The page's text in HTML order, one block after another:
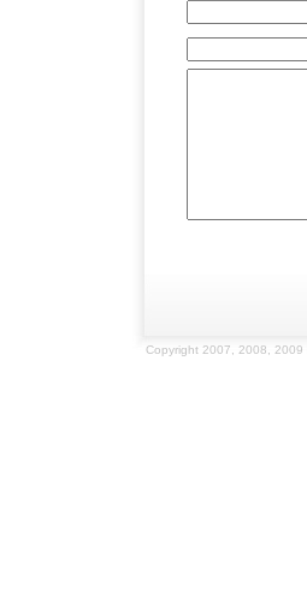
Copyright 2007, 2008, 2009